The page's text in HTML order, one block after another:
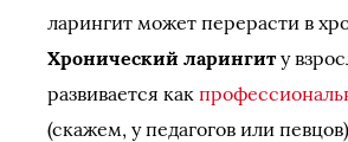
ларингит может перерасти в
Хронический ларингиту
развивается как
(скажем, у педагогов или